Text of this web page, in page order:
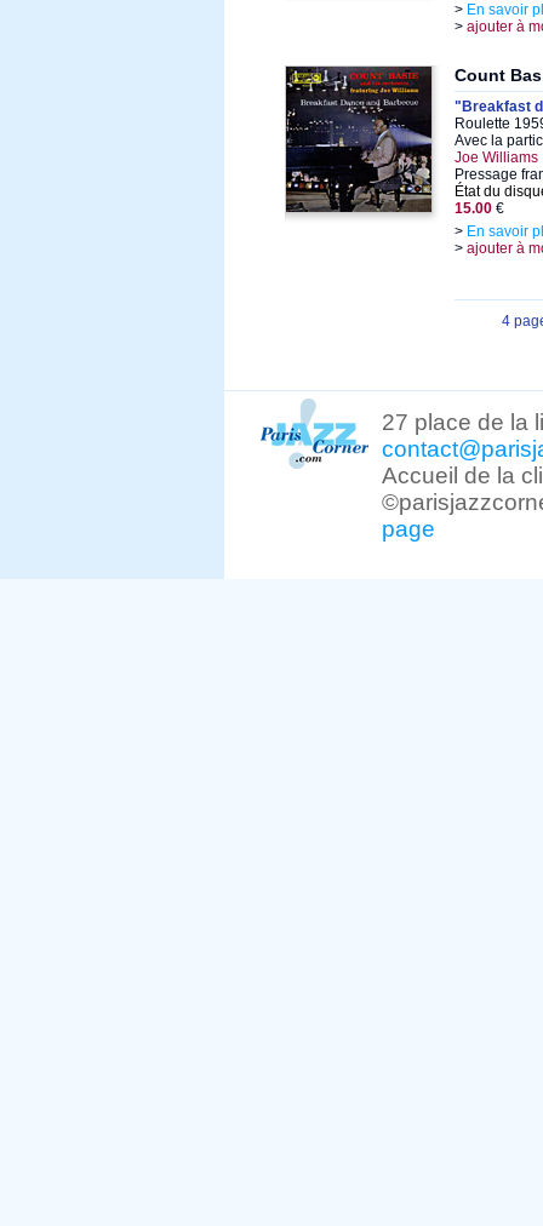
> En savoir
> ajouter à
Count
"Breakfast
Roulette
Avec la
Joe Williams
Pressage
État du
15.00 €
> En savoir
> ajouter à
4
27 place de la
Accueil de la
page